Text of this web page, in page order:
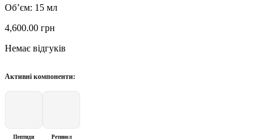
Об’єм: 15 мл
4,600.00 грн
Немає відгуків
Активні компоненти:
Пептиди Ретинол